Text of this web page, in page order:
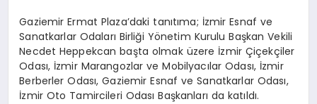
Gaziemir Ermat Plaza’daki tanıtıma; İzmir Esnaf ve
Sanatkarlar Odaları Birliği Yönetim Kurulu Başkan Vekili
Necdet Heppekcan başta olmak üzere İzmir Çiçekçiler
Odası, İzmir Marangozlar ve Mobilyacılar Odası, İzmir
Berberler Odası, Gaziemir Esnaf ve Sanatkarlar Odası,
İzmir Oto Tamircileri Odası Başkanları da katıldı.